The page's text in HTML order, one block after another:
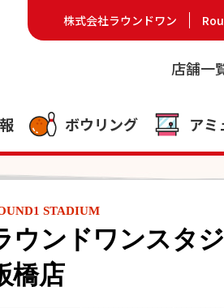
株式会社ラウンドワン
店舗一
ボウリング アミ
STADIUM
ウンドワンスタ
橋店